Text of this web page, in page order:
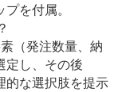
を付属。
（発注数量、納
定し、その後
的な選択肢を提示